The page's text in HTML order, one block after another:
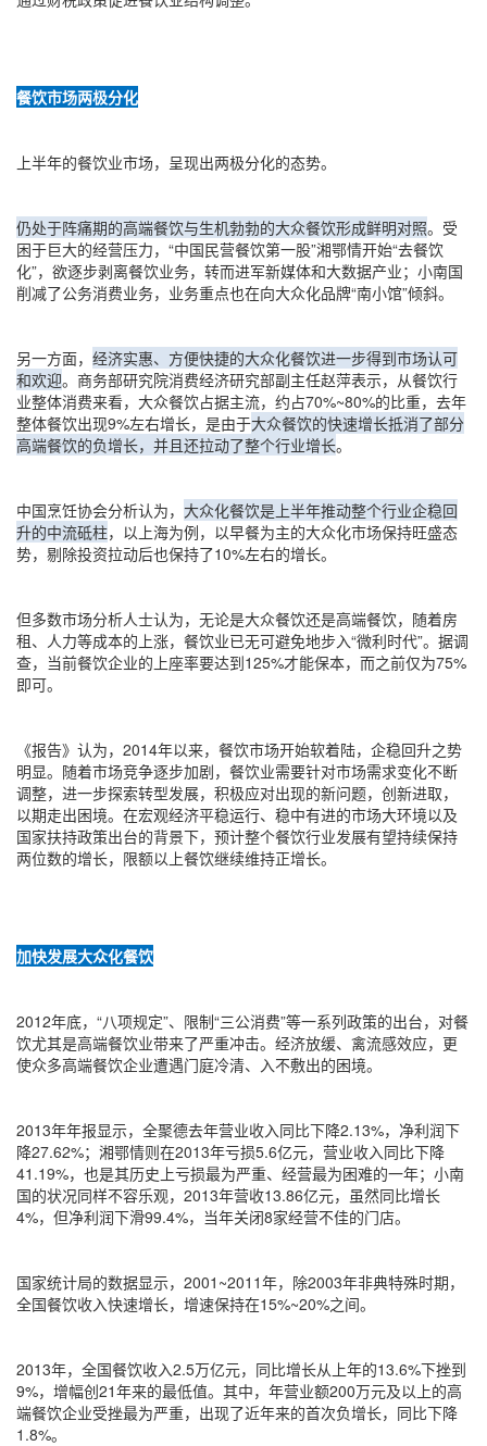
餐饮市场两极分化
上半年的餐饮业市场，呈现出两极分化的态势。
仍处于阵痛期的高端餐饮与生机勃勃的大众餐饮形成鲜明对照。受
困于巨大的经营压力，“中国民营餐饮第一股”湘鄂情开始“去餐饮
化”，欲逐步剥离餐饮业务，转而进军新媒体和大数据产业；小南国
削减了公务消费业务，业务重点也在向大众化品牌“南小馆”倾斜。
另一方面， 经济实惠、方便快捷的大众化餐饮进一步得到市场认可
和欢迎。商务部研究院消费经济研究部副主任赵萍表示，从餐饮行
业整体消费来看，大众餐饮占据主流，约占70%~80%的比重，去年
整体餐饮出现9%左右增长，是由于大众餐饮的快速增长抵消了部分
高端餐饮的负增长，并且还拉动了整个行业增长。
中国烹饪协会分析认为， 大众化餐饮是上半年推动整个行业企稳回
升的中流砥柱，以上海为例，以早餐为主的大众化市场保持旺盛态
势，剔除投资拉动后也保持了10%左右的增长。
但多数市场分析人士认为，无论是大众餐饮还是高端餐饮，随着房
租、人力等成本的上涨，餐饮业已无可避免地步入“微利时代”。据调
查，当前餐饮企业的上座率要达到125%才能保本，而之前仅为75%
即可。
《报告》认为，2014年以来，餐饮市场开始软着陆，企稳回升之势
明显。随着市场竞争逐步加剧，餐饮业需要针对市场需求变化不断
调整，进一步探索转型发展，积极应对出现的新问题，创新进取，
以期走出困境。在宏观经济平稳运行、稳中有进的市场大环境以及
国家扶持政策出台的背景下，预计整个餐饮行业发展有望持续保持
两位数的增长，限额以上餐饮继续维持正增长。
加快发展大众化餐饮
2012年底，“八项规定”、限制“三公消费”等一系列政策的出台，对餐
饮尤其是高端餐饮业带来了严重冲击。经济放缓、禽流感效应，更
使众多高端餐饮企业遭遇门庭冷清、入不敷出的困境。
2013年年报显示，全聚德去年营业收入同比下降2.13%，净利润下
降27.62%；湘鄂情则在2013年亏损5.6亿元，营业收入同比下降
41.19%，也是其历史上亏损最为严重、经营最为困难的一年；小南
国的状况同样不容乐观，2013年营收13.86亿元，虽然同比增长
4%，但净利润下滑99.4%，当年关闭8家经营不佳的门店。
国家统计局的数据显示，2001~2011年，除2003年非典特殊时期，
全国餐饮收入快速增长，增速保持在15%~20%之间。
2013年，全国餐饮收入2.5万亿元，同比增长从上年的13.6%下挫到
9%，增幅创21年来的最低值。其中，年营业额200万元及以上的高
端餐饮企业受挫最为严重，出现了近年来的首次负增长，同比下降
1.8%。